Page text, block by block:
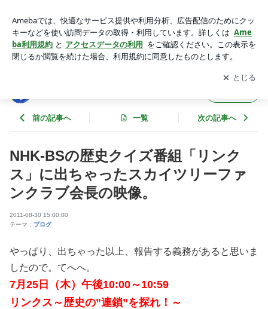
リーファンクラブ会長の映像。 | 東京スカイツリーファンクラ
ブブログ
アプリをダウンロードして ブログの更新通知
を受け取りまし
ょう。
開く
前の記事へ 一覧 次の記事へ
NHK-BSの歴史クイズ番組「リンク
ス」に出ちゃったスカイツリーファ
ンクラブ会長の映像。
2011-08-30 15:00:00
テーマ： ブログ
やっぱり、出ちゃった以上、報告する義務があると思いま
したので。てへへ。
7月25日（木）午後10:00～10:59
リンクス～歴史の”連鎖”を探れ！～